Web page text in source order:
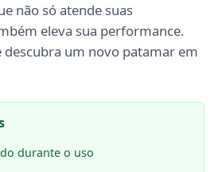
não só atende suas
eleva sua performance.
descubra um novo patamar em
durante o uso